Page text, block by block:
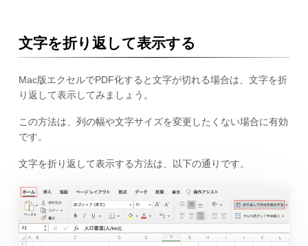
文字を折り返して表示する
Mac版エクセルでPDF化すると文字が切れる場合は、文字を折
り返して表示してみましょう。
この方法は、列の幅や文字サイズを変更したくない場合に有効
です。
文字を折り返して表示する方法は、以下の通りです。